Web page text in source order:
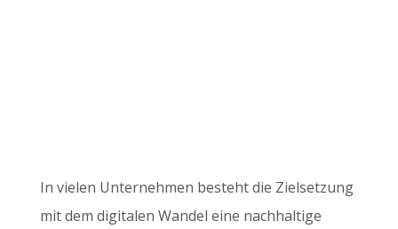
In vielen Unternehmen besteht die Zielsetzung
mit dem digitalen Wandel eine nachhaltige